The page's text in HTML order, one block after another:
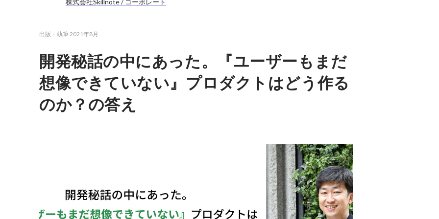
出版・執筆 2021年8月
開発秘話の中にあった。『ユーザーもまだ
想像できていない』プロダクトはどう作る
のか？の答え